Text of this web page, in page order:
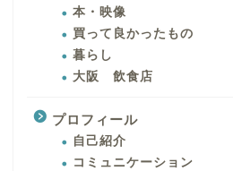
本・映像
買って良かったもの
暮らし
大阪 飲食店
プロフィール
自己紹介
コミュニケーション